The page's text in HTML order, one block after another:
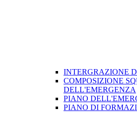
INTERGRAZIONE
COMPOSIZIONE
DELL'EMERGENZA
PIANO
PIANO DI